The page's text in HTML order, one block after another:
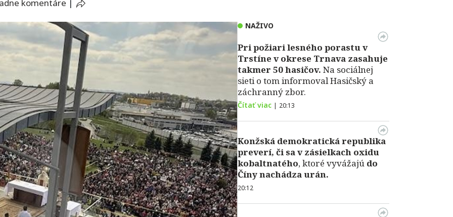
komentáre |
NAŽIVO
Pri požiari lesného porastu v
Trstíne v okrese Trnava zasahuje
takmer 50 hasičov. Na sociálnej
sieti o tom informoval Hasičský a
záchranný zbor.
Čítať viac | 20:13
Konžská demokratická republika
preverí, či sa v zásielkach oxidu
kobaltnatého, ktoré vyvážajú do
Číny nachádza urán.
20:12